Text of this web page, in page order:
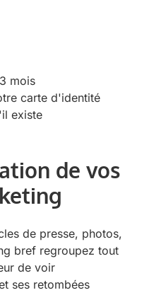
mois
carte d'identité
existe
de vos
de presse, photos,
bref regroupez tout
de voir
ses retombées